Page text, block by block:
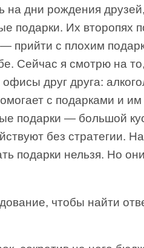
на дни рождения
подарки. Их второпях
прийти с плохим
Сейчас я смотрю на
друг друга:
с подарками и им
подарки — большой
без стратегии.
подарки нельзя. Но они
чтобы найти